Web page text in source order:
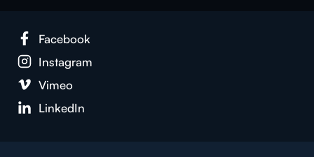
Facebook
Instagram
Vimeo
LinkedIn